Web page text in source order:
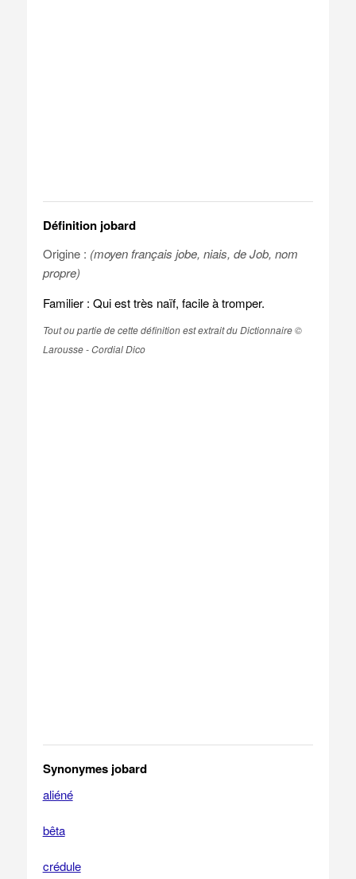
Définition jobard
Origine : (moyen français jobe, niais, de Job, nom
propre)
Familier : Qui est très naïf, facile à tromper.
Tout ou partie de cette définition est extrait du Dictionnaire ©
Larousse - Cordial Dico
Synonymes jobard
aliéné
bêta
crédule